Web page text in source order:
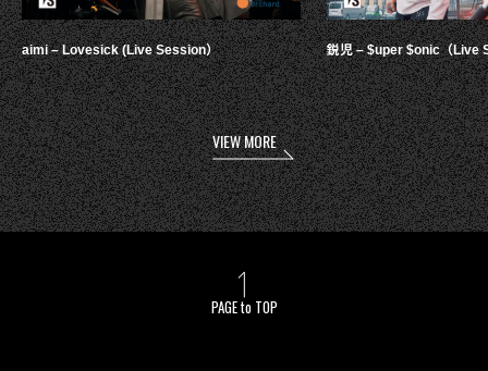
aimi – Lovesick (Live Session） 鋭児 – $uper $onic（Live
VIEW MORE
PAGE to TOP